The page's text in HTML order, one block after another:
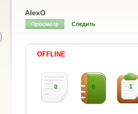
AlexO
Просмотр Следить
OFFLINE
0 6 1